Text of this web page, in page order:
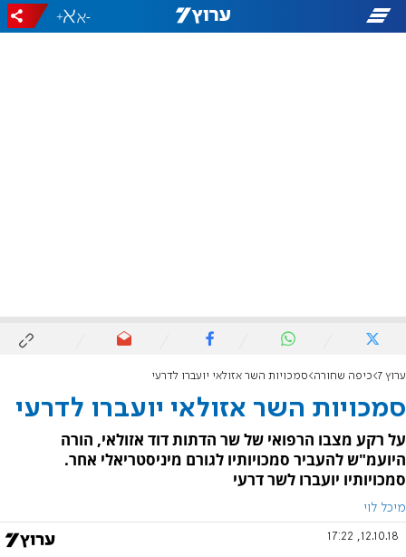
-
+
ערוץ 7 כיפה שחורה סמכויות השר אזולאי יועברו לדרעי
סמכויות השר אזולאי יועברו לדרעי
על רקע מצבו הרפואי של שר הדתות דוד אזולאי, הורה
היועמ"ש להעביר סמכויותיו לגורם מיניסטריאלי אחר.
סמכויותיו יועברו לשר דרעי
מיכל לוי
12.10.18, 17:22